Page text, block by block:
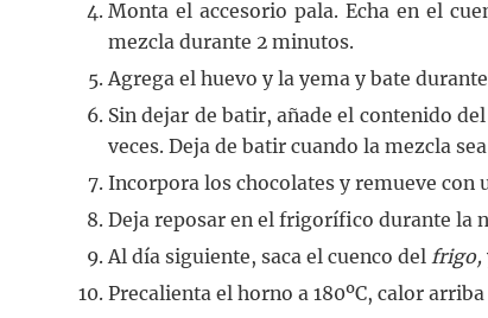
Monta el accesorio pala. Echa en el
mezcla durante 2 minutos.
Agrega el huevo y la yema y bate
Sin dejar de batir, añade el contenido
veces. Deja de batir cuando la mezcla
Incorpora los chocolates y remueve con
Deja reposar en el frigorífico durante la
Al día siguiente, saca el cuenco del frigo,
Precalienta el horno a 180ºC, calor arriba